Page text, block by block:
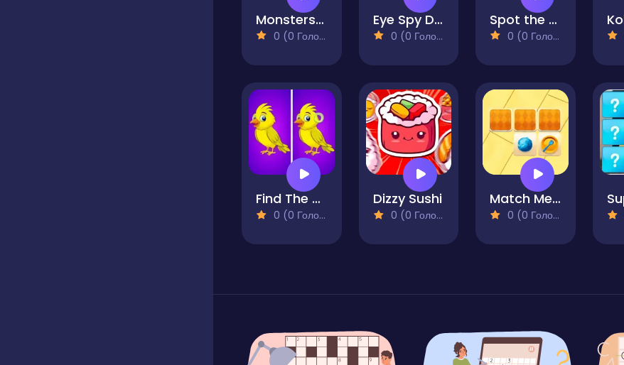
Monsters Match
0 (0 Голосів)
Eye Spy Difference The Garden
0 (0 Голосів)
Spot the Difference - Seasons
0 (0 Голосів)
Find The Differences - Find It
0 (0 Голосів)
Dizzy Sushi
0 (0 Голосів)
Match Memory
0 (0 Голосів)